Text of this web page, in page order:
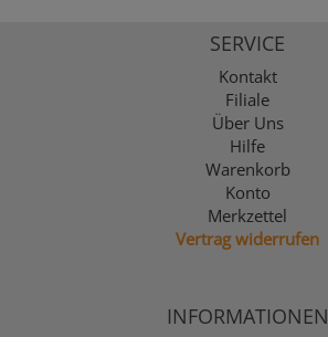
SERVICE
Kontakt
Filiale
Über Uns
Hilfe
Warenkorb
Konto
Merkzettel
Vertrag widerrufen
INFORMATIONEN